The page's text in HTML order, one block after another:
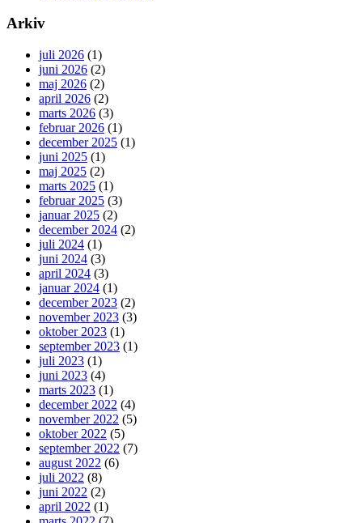
Arkiv
juli 2026 (1)
juni 2026 (2)
maj 2026 (2)
april 2026 (2)
marts 2026 (3)
februar 2026 (1)
december 2025 (1)
juni 2025 (1)
maj 2025 (2)
marts 2025 (1)
februar 2025 (3)
januar 2025 (2)
december 2024 (2)
juli 2024 (1)
juni 2024 (3)
april 2024 (3)
januar 2024 (1)
december 2023 (2)
november 2023 (3)
oktober 2023 (1)
september 2023 (1)
juli 2023 (1)
juni 2023 (4)
marts 2023 (1)
december 2022 (4)
november 2022 (5)
oktober 2022 (5)
september 2022 (7)
august 2022 (6)
juli 2022 (8)
juni 2022 (2)
april 2022 (1)